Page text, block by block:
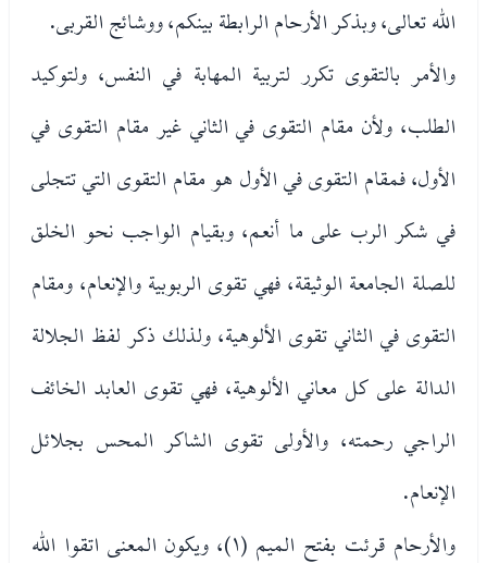
الله تعالى، وبذكر الأرحام الرابطة بينكم، ووشائج القربى.
والأمر بالتقوى تكرر لتربية المهابة في النفس، ولتوكيد
الطلب، ولأن مقام التقوى في الثاني غير مقام التقوى في
الأول، فمقام التقوى في الأول هو مقام التقوى التي تتجلى
في شكر الرب على ما أنعم، وبقيام الواجب نحو الخلق
للصلة الجامعة الوثيقة، فهي تقوى الربوبية والإنعام، ومقام
التقوى في الثاني تقوى الألوهية، ولذلك ذكر لفظ الجلالة
الدالة على كل معاني الألوهية، فهي تقوى العابد الخائف
الراجي رحمته، والأولى تقوى الشاكر المحس بجلائل
الإنعام.
والأرحام قرئت بفتح الميم (١)، ويكون المعنى اتقوا الله